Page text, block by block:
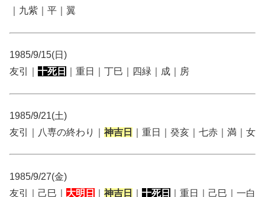
｜九紫｜平｜翼
1985/9/15(日)
友引｜ 十死日 ｜重日｜丁巳｜四緑｜成｜房
1985/9/21(土)
友引｜八専の終わり｜ 神吉日 ｜重日｜癸亥｜七赤｜満｜女
1985/9/27(金)
友引｜己巳｜ 大明日 神吉日 十死日
｜重日｜己巳｜一白